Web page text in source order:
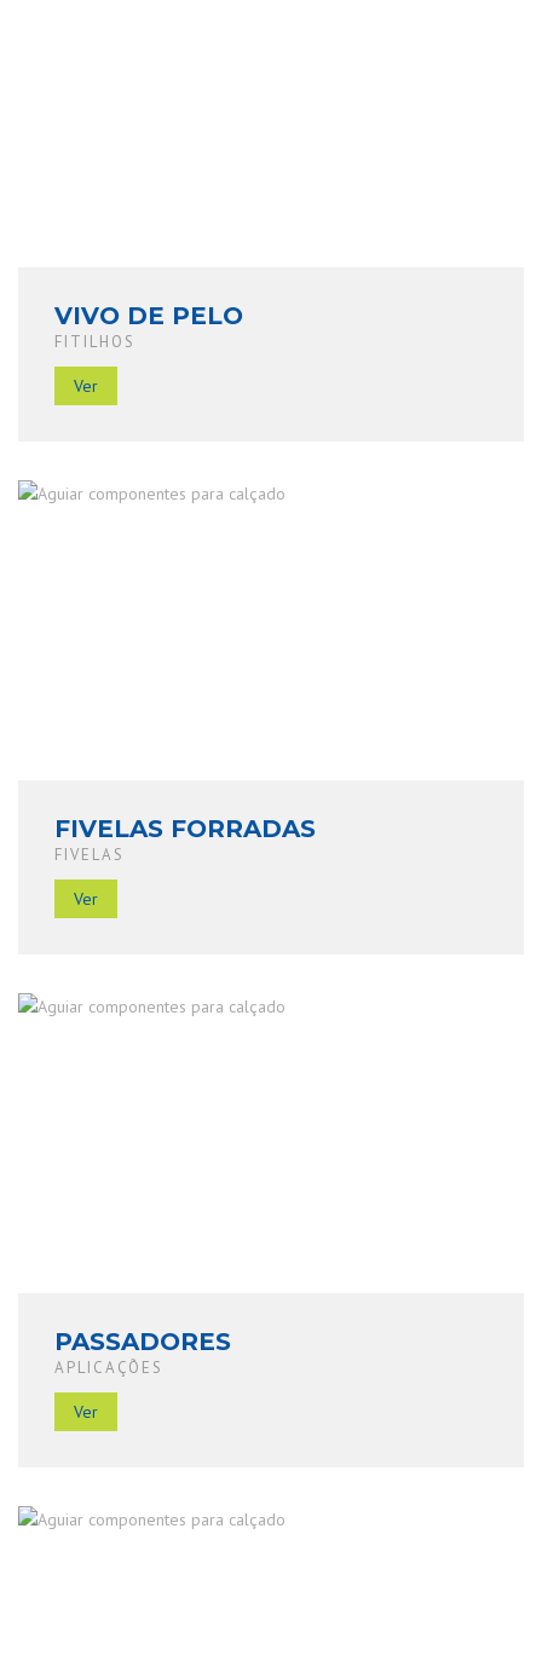
VIVO DE PELO
FITILHOS
Ver
FIVELAS FORRADAS
FIVELAS
Ver
PASSADORES
APLICAÇÕES
Ver